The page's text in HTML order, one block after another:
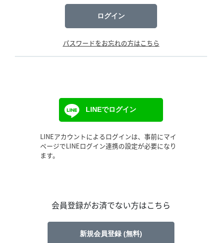
ログイン
パスワードをお忘れの方はこちら
LINEでログイン
LINEアカウントによるログインは、事前にマイ
ページでLINEログイン連携の設定が必要になり
ます。
会員登録がお済でない方はこちら
新規会員登録 (無料)